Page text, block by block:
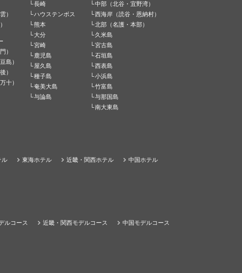
）
）
島）
）
十）
長崎
ハウステンボス
熊本
大分
宮崎
鹿児島
屋久島
種子島
奄美大島
与論島
中部（北谷・宜野湾）
西海岸（読谷・恩納村）
北部（名護・本部）
久米島
宮古島
石垣島
西表島
小浜島
竹富島
与那国島
南大東島
ル 東海ホテル 近畿・関西ホテル 中国ホテル
ルコース 近畿・関西モデルコース 中国モデルコース